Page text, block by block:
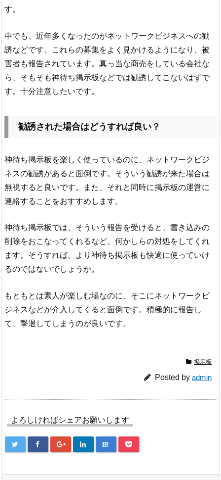
す。
中でも、近年多くなったのがネットワークビジネスへの勧
誘などです。これらの募集をよく見かけるようになり、被
害者も報告されています。真っ当な商売をしている会社な
ら、そもそも神待ち掲示板などでは勧誘してこないはずで
す。十分注意したいです。
勧誘された場合はどうすれば良い？
神待ち掲示板を楽しく使っているのに、ネットワークビジ
ネスの勧誘があると面倒です。そういう勧誘が来た場合は
無視すると良いです。また、それと同時に掲示板の運営に
連絡することをおすすめします。
神待ち掲示板では、そういう報告を受けると、書き込みの
削除をおこなってくれるなど、何かしらの対処をしてくれ
ます。そうすれば、より神待ち掲示板も快適に使っていけ
るのではないでしょうか。
もともとは素人が楽しむ場なのに、そこにネットワークビ
ジネスなどが介入してくると面倒です。積極的に報告し
て、撃退してしまうのが良いです。
掲示板
Posted by admin
よろしければシェアお願いします
B!